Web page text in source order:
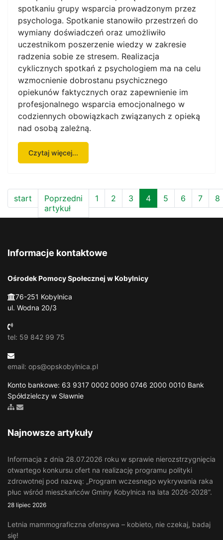
spotkaniu grupy wsparcia prowadzonym przez
psychologa. Spotkanie stanowiło przestrzeń do
wymiany doświadczeń oraz umożliwiło
uczestnikom poszerzenie wiedzy w zakresie
radzenia sobie ze stresem. Realizacja
cyklicznych spotkań z psychologiem ma na celu
wzmocnienie dobrostanu psychicznego
opiekunów faktycznych oraz zapewnienie im
profesjonalnego wsparcia emocjonalnego w
codziennych obowiązkach związanych z opieką
nad osobą zależną.
Czytaj więcej...
start
Poprzedni
artykuł
1 2 3 4 5 6 7 8
Informacje kontaktowe
Ośrodek Pomocy Społecznej w Kobylnicy
76-251 Kobylnica
ul. Wodna 20/3
tel: 59 842 99 75
email: ops@opskobylnica.pl
Konto bankowe: 63 9317 0002 0090 0746 2000 0010 Bank
Spółdzielczy w Sławnie
Zobacz mapę strony
Wyślij email
Najnowsze artykuły
Informacja z dnia 28.07.2026 roku w sprawie nierozstrzygnięcia
otwartego konkursu ofert na realizację programu polityki
zdrowotnej pod nazwą: „Program wczesnego wykrywania raka
płuc wśród mieszkańców Gminy Kobylnica na lata 2026-2028”.
28 lipiec 2026
Letnia mammograficzna ofensywa – kobieto, nie czekaj, badaj
się!